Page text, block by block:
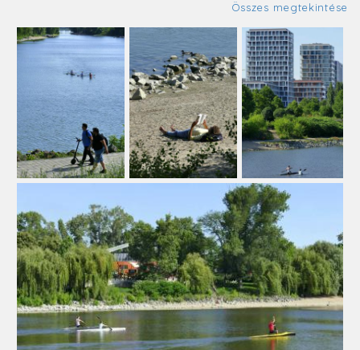
Összes megtekintése